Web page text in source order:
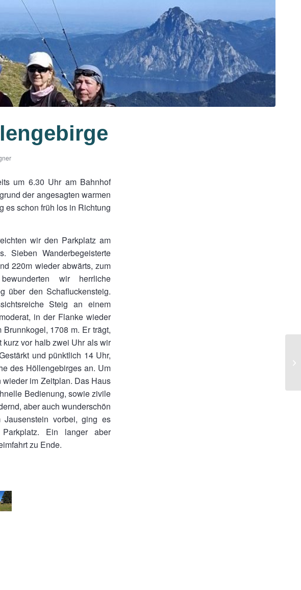
um 6.30 Uhr am Bahnhof
der angesagten warmen
es schon früh los in Richtung
wir den Parkplatz am
Sieben Wanderbegeisterte
220m wieder abwärts, zum
wir herrliche
über den Schafluckensteig.
Steig an einem
in der Flanke wieder
1708 m. Er trägt,
kurz vor halb zwei Uhr als wir
und pünktlich 14 Uhr,
des Höllengebirges an. Um
im Zeitplan. Das Haus
Bedienung, sowie zivile
aber auch wunderschön
vorbei, ging es
Ein langer aber
zu Ende.